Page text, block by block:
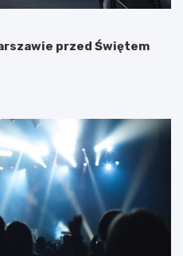
przed Świętem